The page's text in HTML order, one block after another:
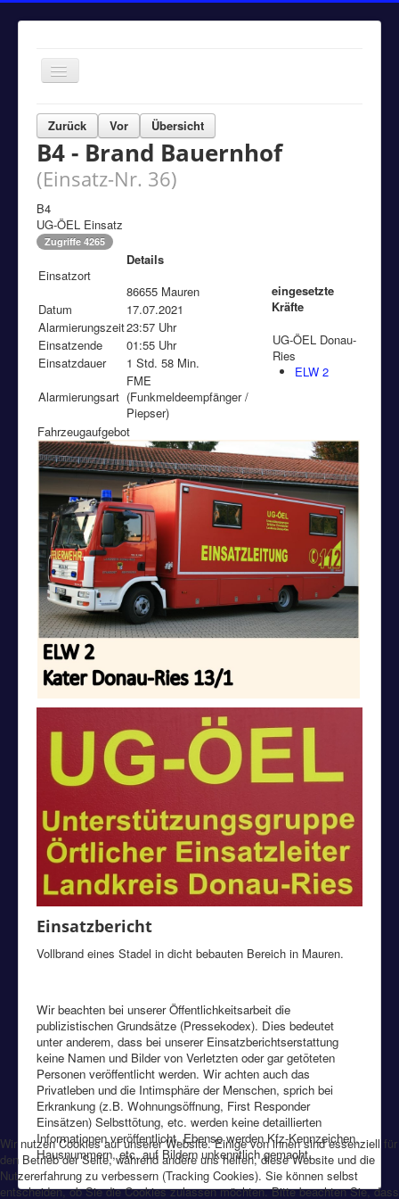
Navigation
an/aus
Home
Einsätze
Aktuelles
Fuhrpark
Bürgerinformationen
Impressum
Zurück Vor Übersicht
B4 - Brand Bauernhof
(Einsatz-Nr. 36)
B4
UG-ÖEL Einsatz
Zugriffe 4265
Einsatzort
Details
86655 Mauren
Datum
17.07.2021
Alarmierungszeit23:57 Uhr
Einsatzende
01:55 Uhr
Einsatzdauer
1 Std. 58 Min.
Alarmierungsart
FME
(Funkmeldeempfänger /
Piepser)
eingesetzte
Kräfte
UG-ÖEL Donau-
Ries
ELW 2
Fahrzeugaufgebot
Einsatzbericht
Vollbrand eines Stadel in dicht bebauten Bereich in Mauren.
Wir beachten bei unserer Öffentlichkeitsarbeit die
publizistischen Grundsätze (Pressekodex). Dies bedeutet
unter anderem, dass bei unserer Einsatzberichtserstattung
keine Namen und Bilder von Verletzten oder gar getöteten
Personen veröffentlicht werden. Wir achten auch das
Privatleben und die Intimsphäre der Menschen, sprich bei
Erkrankung (z.B. Wohnungsöffnung, First Responder
Einsätzen) Selbsttötung, etc. werden keine detaillierten
Informationen veröffentlicht. Ebenso werden Kfz-Kennzeichen,
Hausnummern, etc. auf Bildern unkenntlich gemacht.
Wir nutzen Cookies auf unserer Website. Einige von ihnen sind essenziell für
den Betrieb der Seite, während andere uns helfen, diese Website und die
Nutzererfahrung zu verbessern (Tracking Cookies). Sie können selbst
entscheiden, ob Sie die Cookies zulassen möchten. Bitte beachten Sie, dass